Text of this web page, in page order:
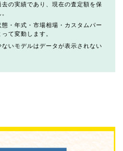
の実績であり、現在の査定額を保
・年式・市場相場・カスタムパー
て変動します。
いモデルはデータが表示されない